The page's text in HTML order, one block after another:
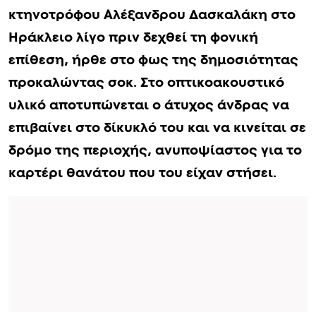
κτηνοτρόφου Αλέξανδρου Δασκαλάκη στο
Ηράκλειο λίγο πριν δεχθεί τη φονική
επίθεση, ήρθε στο φως της δημοσιότητας
προκαλώντας σοκ. Στο οπτικοακουστικό
υλικό αποτυπώνεται ο άτυχος άνδρας να
επιβαίνει στο δίκυκλό του και να κινείται σε
δρόμο της περιοχής, ανυποψίαστος για το
καρτέρι θανάτου που του είχαν στήσει.